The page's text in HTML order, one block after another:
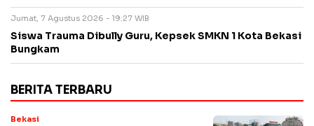
Jumat, 7 Agustus 2026 - 19:27 WIB
Siswa Trauma Dibully Guru, Kepsek SMKN 1 Kota Bekasi
Bungkam
BERITA TERBARU
Bekasi